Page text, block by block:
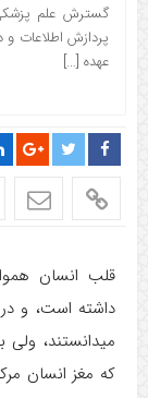
گسترش علم
پردازش اطلاعات
عهده […]
قلب انسان
داشته است، و
می­دانستند،
که مغز انسان